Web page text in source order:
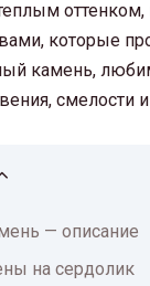
которые
камень,
смелости
— описание
на сердолик